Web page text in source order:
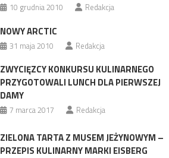
10 grudnia 2010 Redakcja
NOWY ARCTIC
31 maja 2010 Redakcja
ZWYCIĘZCY KONKURSU KULINARNEGO
PRZYGOTOWALI LUNCH DLA PIERWSZEJ
DAMY
7 marca 2017 Redakcja
ZIELONA TARTA Z MUSEM JEŻYNOWYM –
PRZEPIS KULINARNY MARKI EISBERG